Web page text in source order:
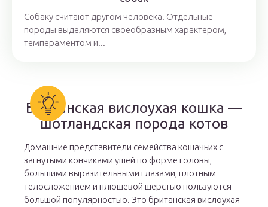
Собаку считают другом человека. Отдельные
породы выделяются своеобразным характером,
темпераментом и...
Британская вислоухая кошка —
шотландская порода котов
Домашние представители семейства кошачьих с
загнутыми кончиками ушей по форме головы,
большими выразительными глазами, плотным
телосложением и плюшевой шерстью пользуются
большой популярностью. Это британская вислоухая